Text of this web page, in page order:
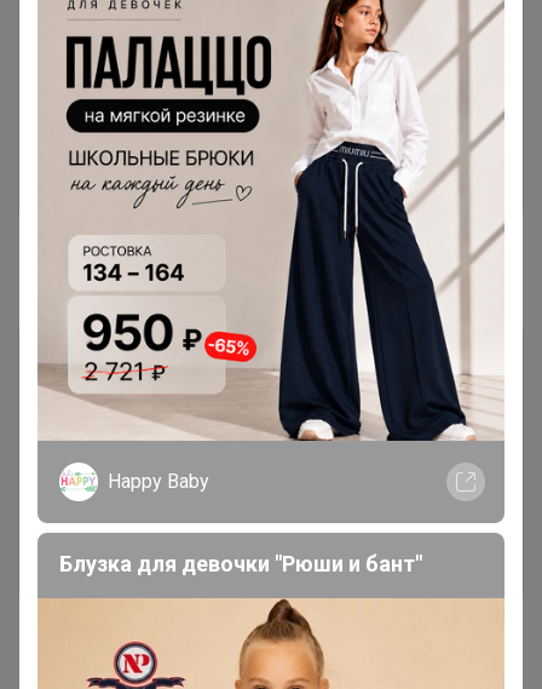
Выберите удобный для вас пункт выдачи по карте или
из предлагаемого списка.
В вашем заказе отображается выбранный пункт
Happy Baby
Блузка для девочки "Рюши и бант"